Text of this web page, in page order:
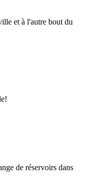
et à l'autre bout du
de réservoirs dans